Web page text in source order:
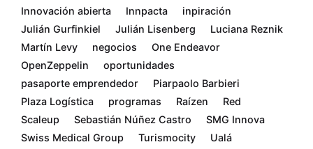
Innovación abierta
Innpacta
inpiración
Julián Gurfinkiel
Julián Lisenberg
Luciana Reznik
Martín Levy
negocios
One Endeavor
OpenZeppelin
oportunidades
pasaporte emprendedor
Piarpaolo Barbieri
Plaza Logística
programas Raízen
Red
Scaleup
Sebastián Núñez Castro
SMG Innova
Swiss Medical Group
Turismocity
Ualá